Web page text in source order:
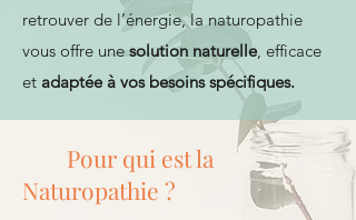
retrouver de l’énergie, la naturopathie
vous offre une solution naturelle, efficace
et adaptée à vos besoins spécifiques.
Pour qui est la
Naturopathie ?